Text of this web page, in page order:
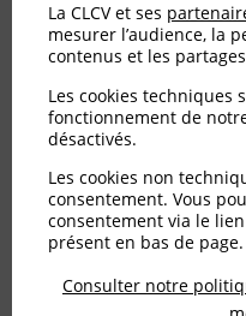
home!
Prudence
achat
Publié le02/07/2018(mis à
Non catégorisé
Vous souhaitez
La CLCV et ses
mesurer l’audience, la
contenus et les
Les cookies techniques
fonctionnement de
désactivés.
Les cookies non
consentement. Vous
consentement via le
présent en bas de page.
Consulter notre